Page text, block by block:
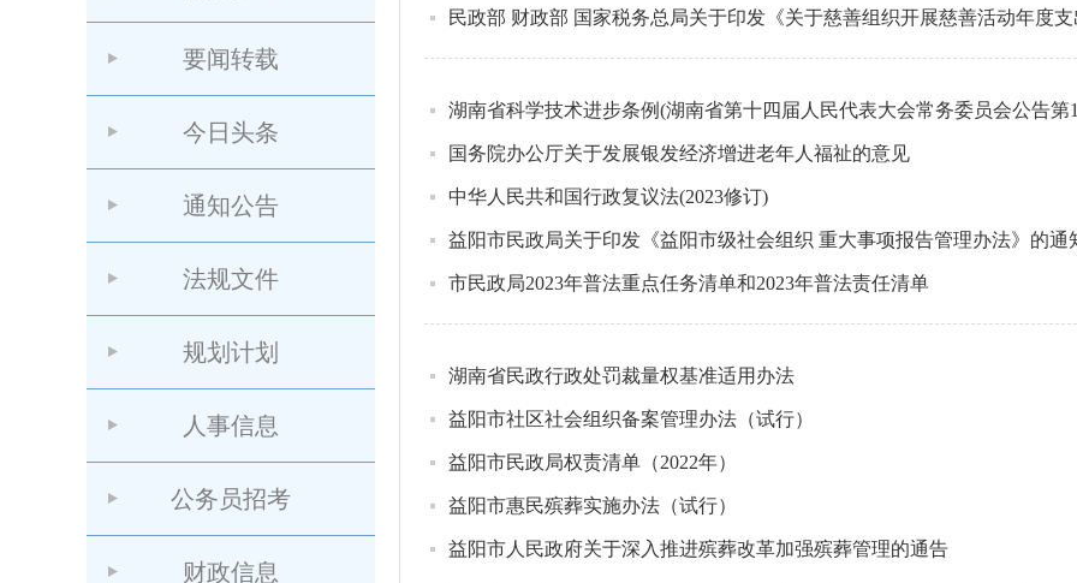
要闻转载
今日头条
通知公告
法规文件
规划计划
人事信息
公务员招考
财政信息
湖南省科学技术进步条例(湖南省第十四届人民代表大会常务委员会公告第
国务院办公厅关于发展银发经济增进老年人福祉的意见
中华人民共和国行政复议法(2023修订)
益阳市民政局关于印发《益阳市级社会组织 重大事项报告管理办法》的通
市民政局2023年普法重点任务清单和2023年普法责任清单
湖南省民政行政处罚裁量权基准适用办法
益阳市社区社会组织备案管理办法（试行）
益阳市民政局权责清单（2022年）
益阳市惠民殡葬实施办法（试行）
益阳市人民政府关于深入推进殡葬改革加强殡葬管理的通告